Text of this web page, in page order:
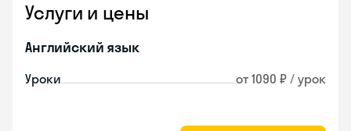
Услуги и цены
Английский язык
Уроки от 1090 ₽ / урок